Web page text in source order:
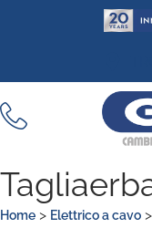
Home > Elettrico a cavo >